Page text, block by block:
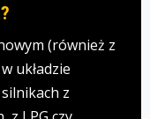
(również z
układzie
z